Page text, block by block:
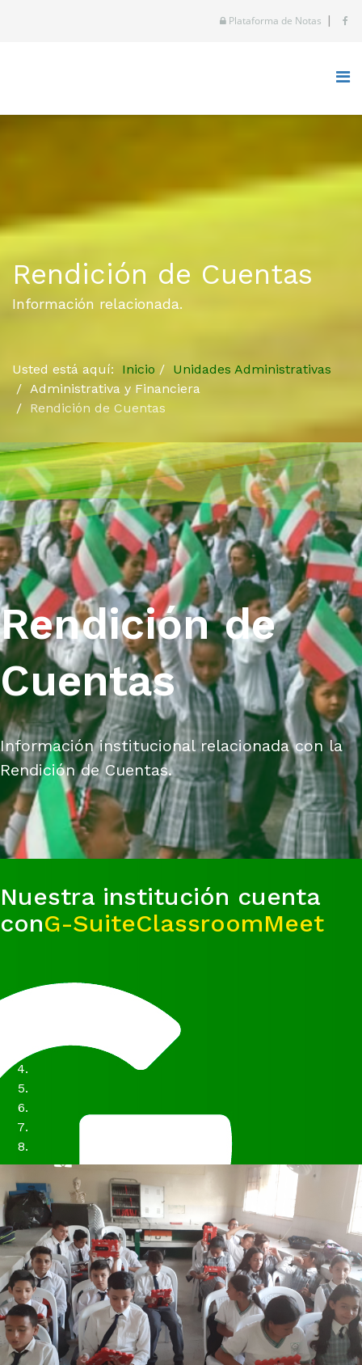
Plataforma de Notas |
Rendición de Cuentas
Información relacionada.
Usted está aquí: Inicio
Unidades Administrativas
Administrativa y Financiera
Rendición de Cuentas
Rendición de
Cuentas
Información institucional relacionada con la
Rendición de Cuentas.
Nuestra institución cuenta
conG-SuiteClassroomMeet